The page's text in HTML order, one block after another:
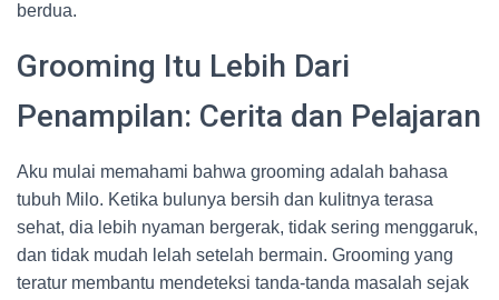
berdua.
Grooming Itu Lebih Dari
Penampilan: Cerita dan Pelajaran
Aku mulai memahami bahwa grooming adalah bahasa
tubuh Milo. Ketika bulunya bersih dan kulitnya terasa
sehat, dia lebih nyaman bergerak, tidak sering menggaruk,
dan tidak mudah lelah setelah bermain. Grooming yang
teratur membantu mendeteksi tanda-tanda masalah sejak